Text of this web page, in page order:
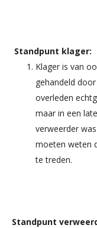
Standpunt klager:
Klager is van
gehandeld
overleden
maar in een
verweerder
moeten weten
te treden.
Standpunt